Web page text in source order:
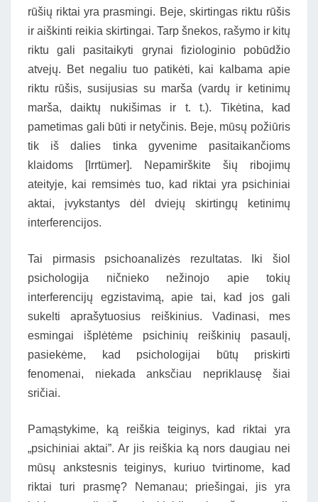
rūšių riktai yra prasmingi. Beje, skirtingas riktu rūšis
ir aiškinti reikia skirtingai. Tarp šnekos, rašymo ir kitų
riktu gali pasitaikyti grynai fiziologinio pobūdžio
atvejų. Bet negaliu tuo patikėti, kai kalbama apie
riktu rūšis, susijusias su marša (vardų ir ketinimų
marša, daiktų nukišimas ir t. t.). Tikėtina, kad
pametimas gali būti ir netyčinis. Beje, mūsų požiūris
tik iš dalies tinka gyvenime pasitaikančioms
klaidoms [Irrtümer]. Nepamirškite šių ribojimų
ateityje, kai remsimės tuo, kad riktai yra psichiniai
aktai, įvykstantys dėl dviejų skirtingų ketinimų
interferencijos.
Tai pirmasis psichoanalizės rezultatas. Iki šiol
psichologija ničnieko nežinojo apie tokių
interferencijų egzistavimą, apie tai, kad jos gali
sukelti aprašytuosius reiškinius. Vadinasi, mes
esmingai išplėtėme psichinių reiškinių pasaulį,
pasiekėme, kad psichologijai būtų priskirti
fenomenai, niekada anksčiau nepriklausę šiai
sričiai.
Pamąstykime, ką reiškia teiginys, kad riktai yra
„psichiniai aktai”. Ar jis reiškia ką nors daugiau nei
mūsų ankstesnis teiginys, kuriuo tvirtinome, kad
riktai turi prasmę? Nemanau; priešingai, jis yra